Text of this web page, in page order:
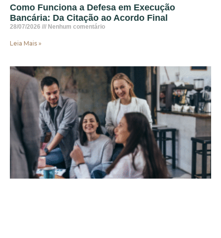
Como Funciona a Defesa em Execução
Bancária: Da Citação ao Acordo Final
28/07/2026 Nenhum comentário
Leia Mais »